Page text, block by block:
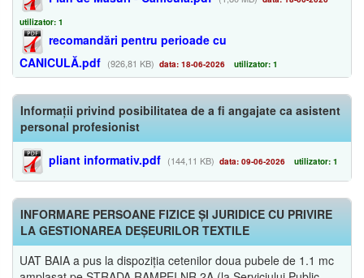
utilizator: 1
recomandări pentru perioade cu
CANICULĂ.pdf (926,81 KB) data: 18-06-2026 utilizator: 1
Informații privind posibilitatea de a fi angajate ca asistent
personal profesionist
pliant informativ.pdf (144,11 KB) data: 09-06-2026 utilizator: 1
INFORMARE PERSOANE FIZICE ȘI JURIDICE CU PRIVIRE
LA GESTIONAREA DEȘEURILOR TEXTILE
UAT BAIA a pus la dispoziția cetenilor doua pubele de 1.1 mc